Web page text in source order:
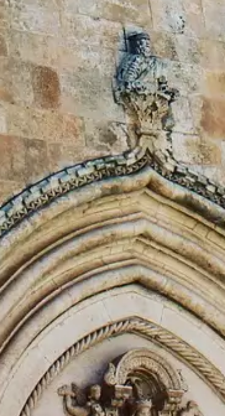
Stai cercando i migliori alloggi per le tue
prossime vacanze?Scoprili ora
Il tacco d'Italia: sole,
mare e tradizioni
antichissime
Salentu, lu sole, lu mare, lu ientu. Questo antico
detto - Il
Salento: il sole, il mare e il vento -